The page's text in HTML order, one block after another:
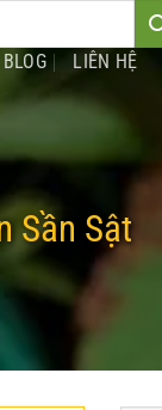
BLOG LIÊN HỆ
Sần Sật